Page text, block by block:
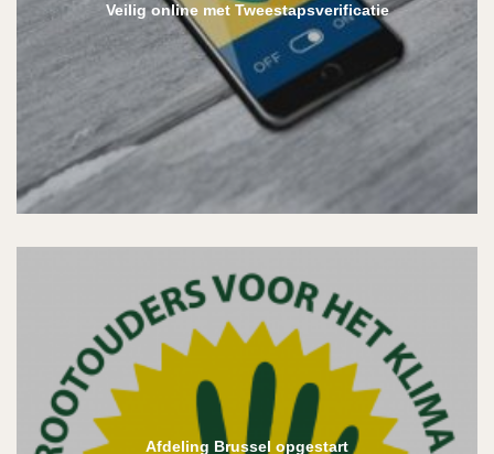
Veilig online met Tweestapsverificatie
Afdeling Brussel opgestart